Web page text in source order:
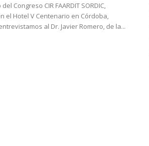
Congreso CIR FAARDIT SORDIC,
el Hotel V Centenario en Córdoba,
al Dr. Javier Romero, de la...